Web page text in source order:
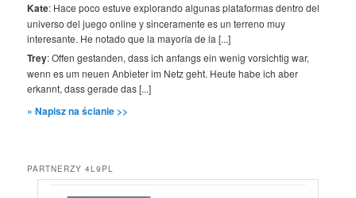
Kate: Hace poco estuve explorando algunas plataformas dentro del
universo del juego online y sinceramente es un terreno muy
interesante. He notado que la mayoría de la [...]
Trey: Offen gestanden, dass ich anfangs ein wenig vorsichtig war,
wenn es um neuen Anbieter im Netz geht. Heute habe ich aber
erkannt, dass gerade das [...]
» Napisz na ścianie >>
PARTNERZY 4L9PL